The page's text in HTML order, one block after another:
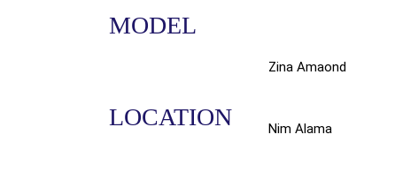
MODEL
LOCATION
Zina Amaond
Nim Alama